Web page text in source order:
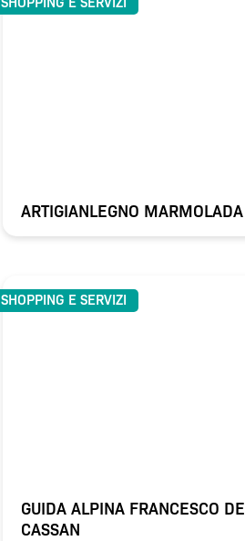
ARTIGIANLEGNO MARMOLADA
GUIDA ALPINA FRANCESCO DE
CASSAN
SHOPPING E SERVIZI